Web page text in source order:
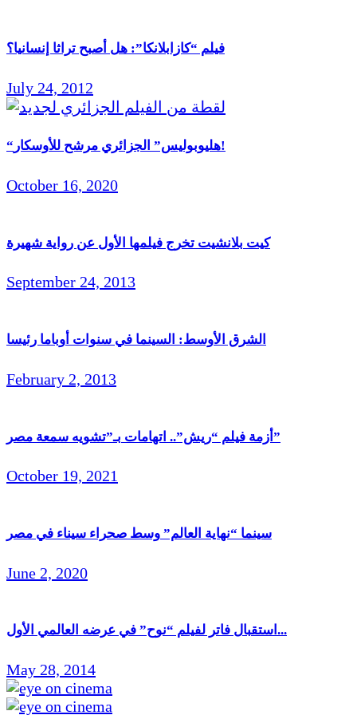
فيلم “كازابلانكا”: هل أصبح تراثا إنسانيا؟
July 24, 2012
“هليوبوليس” الجزائري مرشح للأوسكار!
October 16, 2020
كيت بلانشيت تخرج فيلمها الأول عن رواية شهيرة
September 24, 2013
الشرق الأوسط: السينما في سنوات أوباما رئيسا
February 2, 2013
أزمة فيلم “ريش”.. اتهامات بـ”تشويه سمعة مصر”
October 19, 2021
سينما “نهاية العالم” وسط صحراء سيناء في مصر
June 2, 2020
استقبال فاتر لفيلم “نوح” في عرضه العالمي الأول...
May 28, 2014